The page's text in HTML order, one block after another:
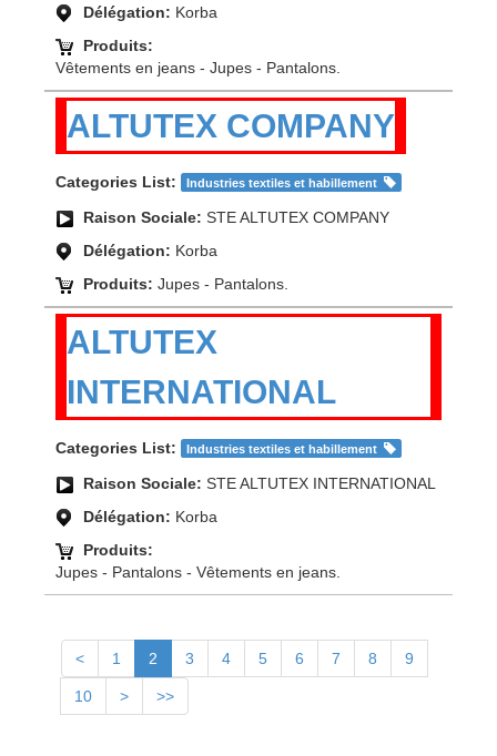
Délégation: Korba
Produits:
Vêtements en jeans - Jupes - Pantalons.
ALTUTEX COMPANY
Categories List: Industries textiles et habillement
Raison Sociale: STE ALTUTEX COMPANY
Délégation: Korba
Produits: Jupes - Pantalons.
ALTUTEX
INTERNATIONAL
Categories List: Industries textiles et habillement
Raison Sociale: STE ALTUTEX INTERNATIONAL
Délégation: Korba
Produits:
Jupes - Pantalons - Vêtements en jeans.
< 1 2 3 4 5 6 7 8 9
10 > >>